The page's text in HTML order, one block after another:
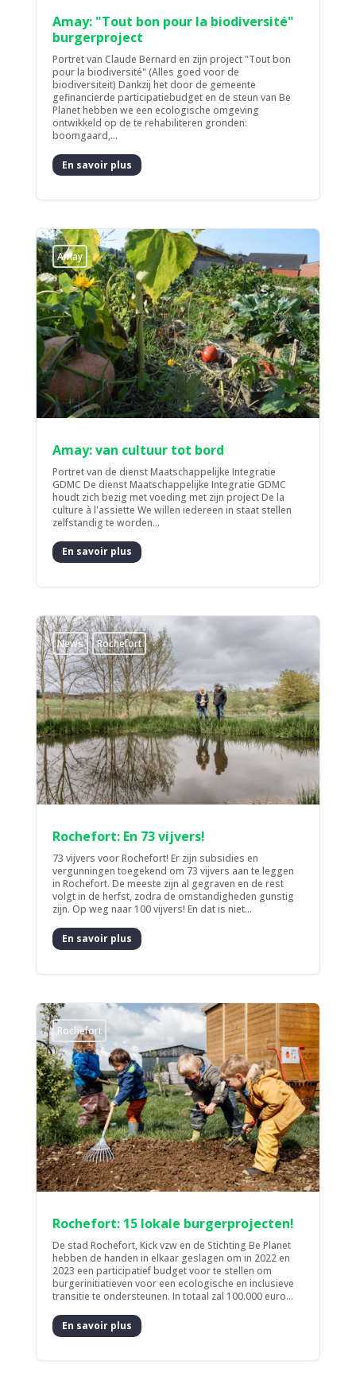
Amay: "Tout bon pour la biodiversité"
burgerproject
Portret van Claude Bernard en zijn project "Tout bon
pour la biodiversité" (Alles goed voor de
biodiversiteit) Dankzij het door de gemeente
gefinancierde participatiebudget en de steun van Be
Planet hebben we een ecologische omgeving
ontwikkeld op de te rehabiliteren gronden:
boomgaard,...
En savoir plus
Amay
Amay: van cultuur tot bord
Portret van de dienst Maatschappelijke Integratie
GDMC De dienst Maatschappelijke Integratie GDMC
houdt zich bezig met voeding met zijn project De la
culture à l'assiette We willen iedereen in staat stellen
zelfstandig te worden...
En savoir plus
News Rochefort
Rochefort: En 73 vijvers!
73 vijvers voor Rochefort! Er zijn subsidies en
vergunningen toegekend om 73 vijvers aan te leggen
in Rochefort. De meeste zijn al gegraven en de rest
volgt in de herfst, zodra de omstandigheden gunstig
zijn. Op weg naar 100 vijvers! En dat is niet...
En savoir plus
Rochefort
Rochefort: 15 lokale burgerprojecten!
De stad Rochefort, Kick vzw en de Stichting Be Planet
hebben de handen in elkaar geslagen om in 2022 en
2023 een participatief budget voor te stellen om
burgerinitiatieven voor een ecologische en inclusieve
transitie te ondersteunen. In totaal zal 100.000 euro...
En savoir plus